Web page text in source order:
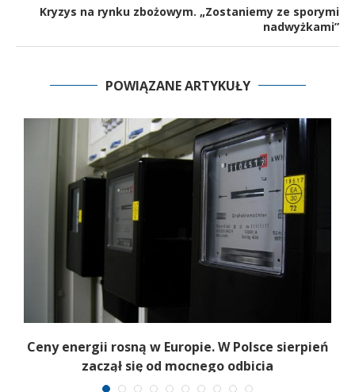
Kryzys na rynku zbożowym. „Zostaniemy ze sporymi
nadwyżkami”
POWIĄZANE ARTYKUŁY
Ceny energii rosną w Europie. W Polsce sierpień
zaczął się od mocnego odbicia